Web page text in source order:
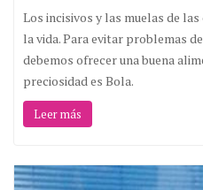
Los incisivos y las muelas de
la vida. Para evitar problemas
debemos ofrecer una buena
preciosidad es Bola.
Leer más